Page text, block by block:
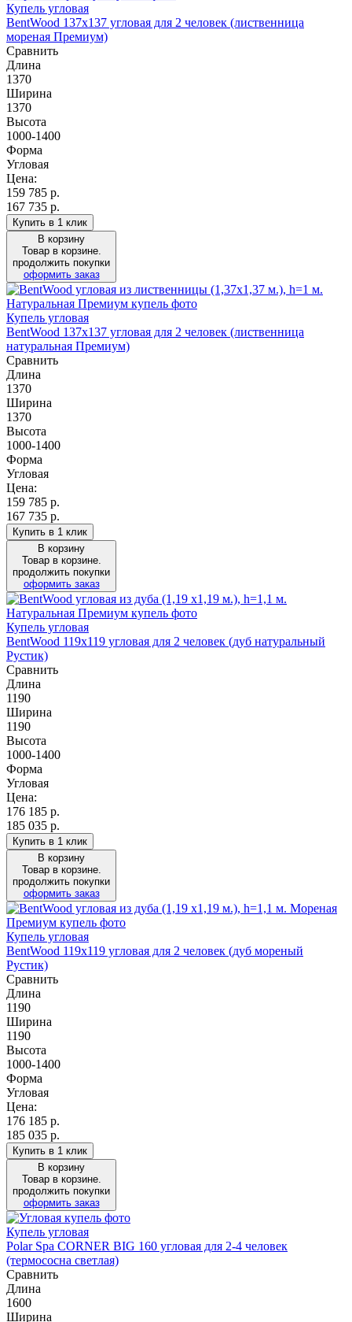
Купель угловая
BentWood 137х137 угловая для 2 человек (лиственница
мореная Премиум)
Сравнить
Длина
1370
Ширина
1370
Высота
1000-1400
Форма
Угловая
Цена:
159 785 р.
167 735 р.
Купить в 1 клик
В корзину
Товар в корзине.
продолжить покупки
оформить заказ
Купель угловая
BentWood 137х137 угловая для 2 человек (лиственница
натуральная Премиум)
Сравнить
Длина
1370
Ширина
1370
Высота
1000-1400
Форма
Угловая
Цена:
159 785 р.
167 735 р.
Купить в 1 клик
В корзину
Товар в корзине.
продолжить покупки
оформить заказ
Купель угловая
BentWood 119х119 угловая для 2 человек (дуб натуральный
Рустик)
Сравнить
Длина
1190
Ширина
1190
Высота
1000-1400
Форма
Угловая
Цена:
176 185 р.
185 035 р.
Купить в 1 клик
В корзину
Товар в корзине.
продолжить покупки
оформить заказ
Купель угловая
BentWood 119х119 угловая для 2 человек (дуб мореный
Рустик)
Сравнить
Длина
1190
Ширина
1190
Высота
1000-1400
Форма
Угловая
Цена:
176 185 р.
185 035 р.
Купить в 1 клик
В корзину
Товар в корзине.
продолжить покупки
оформить заказ
Купель угловая
Polar Spa CORNER BIG 160 угловая для 2-4 человек
(термососна светлая)
Сравнить
Длина
1600
Ширина